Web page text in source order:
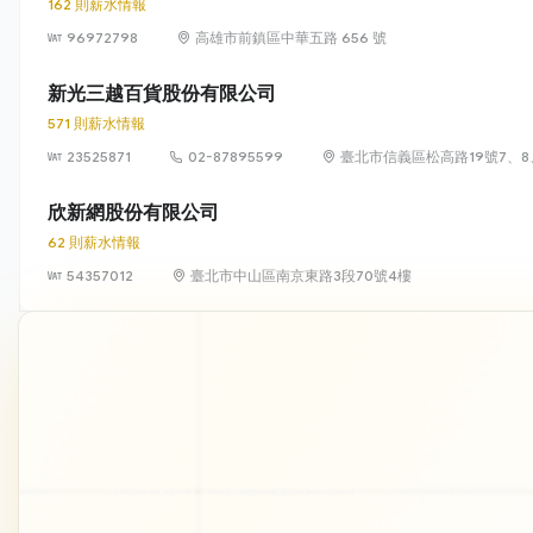
162 則薪水情報
96972798
高雄市前鎮區中華五路 656 號
新光三越百貨股份有限公司
571 則薪水情報
23525871
02-87895599 臺北市信義區松高路19號7、
欣新網股份有限公司
62 則薪水情報
54357012
臺北市中山區南京東路3段70號4樓